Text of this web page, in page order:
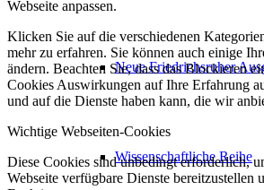
Neue Friedrichsruher
Wissenschaftliche Reihe
Webseite anpassen.
Klicken Sie auf die verschiedenen
mehr zu erfahren. Sie können auch einige
ändern. Beachten Sie, dass das Blockieren
Cookies Auswirkungen auf Ihre Erfahrung
und auf die Dienste haben kann, die wir
Wichtige Webseiten-Cookies
Diese Cookies sind unbedingt erforderlich,
Webseite verfügbare Dienste bereitzustellen